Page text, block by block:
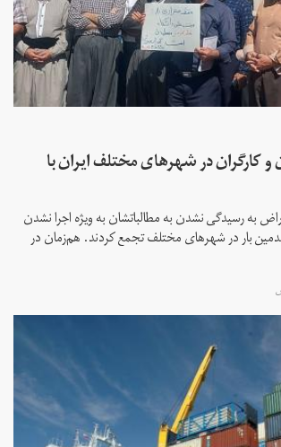
کارگران در شهرهای مختلف ایران با
به رسیدگی نشدن به مطالباتشان به ویژه اجرا نشدن
بار در شهرهای مختلف تجمع کردند. هم‌زمان در